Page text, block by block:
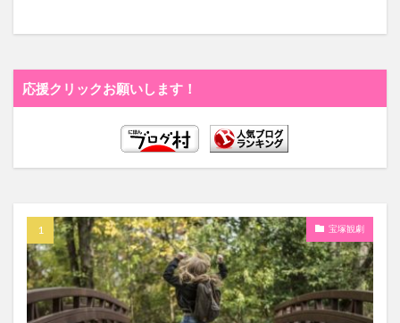
応援クリックお願いします！
宝塚観劇